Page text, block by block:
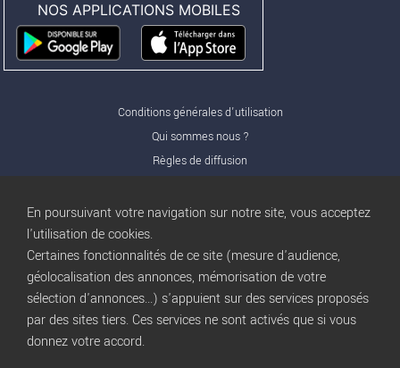
NOS APPLICATIONS MOBILES
Conditions générales d'utilisation
Qui sommes nous ?
Règles de diffusion
Nos offres Pro
Publicité
Conditions d’Utilisation
Privacy Policy
Blogtrocbuy
En poursuivant votre navigation sur notre site, vous acceptez
l'utilisation de cookies.
Certaines fonctionnalités de ce site (mesure d'audience,
géolocalisation des annonces, mémorisation de votre
sélection d'annonces...) s'appuient sur des services proposés
par des sites tiers. Ces services ne sont activés que si vous
donnez votre accord.